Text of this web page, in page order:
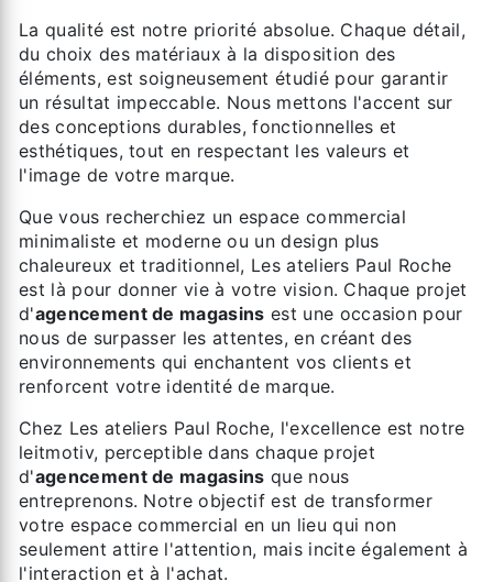
La qualité est notre priorité absolue. Chaque détail,
du choix des matériaux à la disposition des
éléments, est soigneusement étudié pour garantir
un résultat impeccable. Nous mettons l'accent sur
des conceptions durables, fonctionnelles et
esthétiques, tout en respectant les valeurs et
l'image de votre marque.
Que vous recherchiez un espace commercial
minimaliste et moderne ou un design plus
chaleureux et traditionnel, Les ateliers Paul Roche
est là pour donner vie à votre vision. Chaque projet
d'agencement de magasins est une occasion pour
nous de surpasser les attentes, en créant des
environnements qui enchantent vos clients et
renforcent votre identité de marque.
Chez Les ateliers Paul Roche, l'excellence est notre
leitmotiv, perceptible dans chaque projet
d'agencement de magasins que nous
entreprenons. Notre objectif est de transformer
votre espace commercial en un lieu qui non
seulement attire l'attention, mais incite également à
l'interaction et à l'achat.